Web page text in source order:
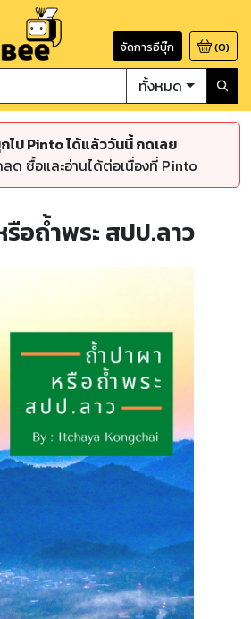
จัดการอีบุ๊ก (0)
ทั้งหมด
ไป Pinto ได้แล้ววันนี้ กดเลย
ด ซื้อและอ่านได้ต่อเนื่องที่ Pinto
อถ้ำพระ สปป.ลาว